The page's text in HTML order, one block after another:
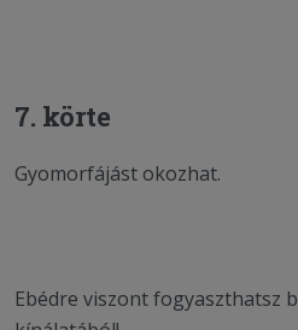
7. körte
Gyomorfájást okozhat.
Ebédre viszont fogyaszthatsz